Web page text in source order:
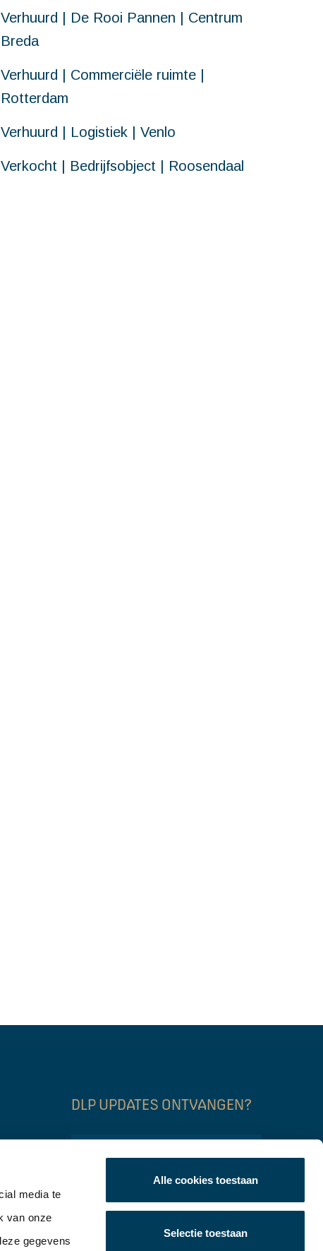
media te
van onze
gegevens
Alle cookies toestaan
Selectie toestaan
Verhuurd | De Rooi Pannen | Centrum
Breda
Verhuurd | Commerciële ruimte |
Rotterdam
Verhuurd | Logistiek | Venlo
Verkocht | Bedrijfsobject | Roosendaal
DLP UPDATES ONTVANGEN?
Name